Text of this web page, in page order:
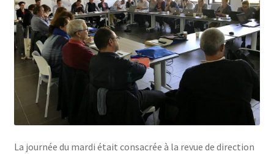
Mon compte
Nous contacter
Protection des données personnelles
Stages catalogue
La journée du mardi était consacrée à la revue de direction